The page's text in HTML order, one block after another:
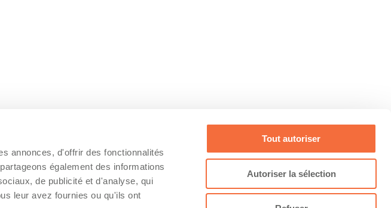
annonces, d'offrir des fonctionnalités
également des informations
de publicité et d'analyse, qui
leur avez fournies ou qu'ils ont
Tout autoriser
Autoriser la sélection
Conditions Facebook